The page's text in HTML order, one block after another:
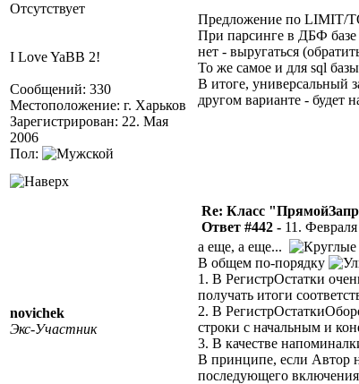
Отсутствует
I Love YaBB 2!
Сообщений: 330
Местоположение: г. Харьков
Зарегистрирован: 22. Мая
2006
Пол:
Предложение по LIMIT/
При парсинге в ДБФ базе
нет - выругаться
То же самое и для sql
В итоге, универсальный
другом варианте - будет
novichek
Экс-Участник
Re: Класс
Ответ #442 - 11.
а еще, а еще...
В общем по-порядку
1. В РегистрОстатки
получать итоги
2. В
строки с начальным и
3. В качестве
В принципе, если Автор
последующего